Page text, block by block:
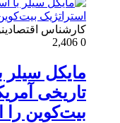
کارشناس اقتصادی
0
مایکل سیلر
تاریخی
بیت‌کوین